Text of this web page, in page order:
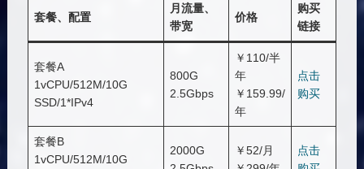
套餐、配置
月流量、
带宽
价格
购买
链接
套餐A
1vCPU/512M/10G
SSD/1*IPv4
800G
2.5Gbps
￥110/半
年
￥159.99/
年
点击
购买
套餐B
1vCPU/512M/10G
2000G
￥52/月
点击